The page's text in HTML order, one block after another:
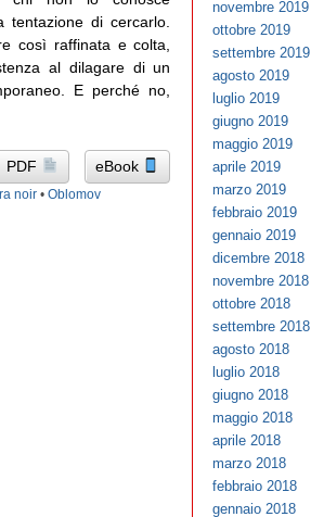
tentazione di cercarlo.
così raffinata e colta,
al dilagare di un
E perché no,
PDF eBook
noir •Oblomov
novembre 2019
ottobre 2019
settembre 2019
agosto 2019
luglio 2019
giugno 2019
maggio 2019
aprile 2019
marzo 2019
febbraio 2019
gennaio 2019
dicembre 2018
novembre 2018
ottobre 2018
settembre 2018
agosto 2018
luglio 2018
giugno 2018
maggio 2018
aprile 2018
marzo 2018
febbraio 2018
gennaio 2018